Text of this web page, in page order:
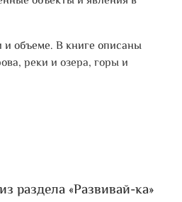
объеме. В книге описаны
реки и озера, горы и
раздела «Развивай-ка»